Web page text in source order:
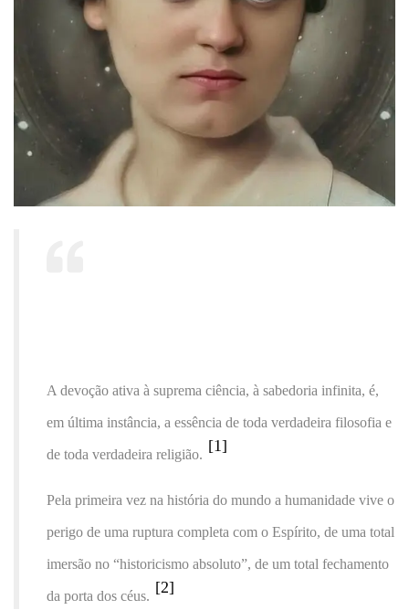
A devoção ativa à suprema ciência, à sabedoria infinita, é,
em última instância, a essência de toda verdadeira filosofia e
de toda verdadeira religião. [1]
Pela primeira vez na história do mundo a humanidade vive o
perigo de uma ruptura completa com o Espírito, de uma total
imersão no “historicismo absoluto”, de um total fechamento
da porta dos céus. [2]